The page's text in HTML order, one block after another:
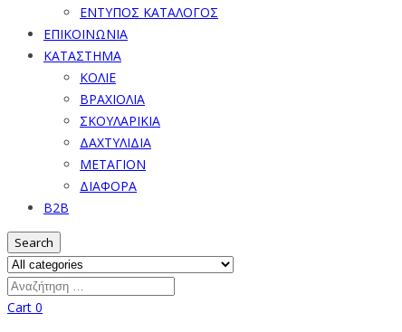
ΕΝΤΥΠΟΣ ΚΑΤΑΛΟΓΟΣ
ΕΠΙΚΟΙΝΩΝΙΑ
ΚΑΤΑΣΤΗΜΑ
ΚΟΛΙΕ
ΒΡΑΧΙΟΛΙΑ
ΣΚΟΥΛΑΡΙΚΙΑ
ΔΑΧΤΥΛΙΔΙΑ
ΜΕΤΑΓΙΟΝ
ΔΙΑΦΟΡΑ
B2B
Search
Cart 0